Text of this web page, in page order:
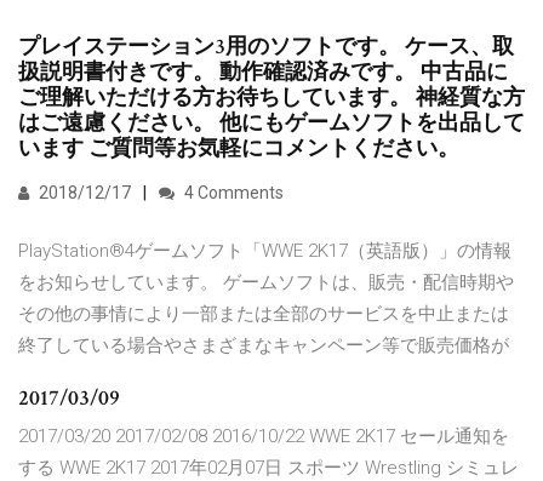
プレイステーション3用のソフトです。 ケース、取
扱説明書付きです。 動作確認済みです。 中古品に
ご理解いただける方お待ちしています。 神経質な方
はご遠慮ください。 他にもゲームソフトを出品して
います ご質問等お気軽にコメントください。
2018/12/17 4 Comments
PlayStation®4ゲームソフト「WWE 2K17（英語版）」の情報
をお知らせしています。 ゲームソフトは、販売・配信時期や
その他の事情により一部または全部のサービスを中止または
終了している場合やさまざまなキャンペーン等で販売価格が
2017/03/09
2017/03/20 2017/02/08 2016/10/22 WWE 2K17 セール通知を
する WWE 2K17 2017年02月07日 スポーツ Wrestling シミュレ